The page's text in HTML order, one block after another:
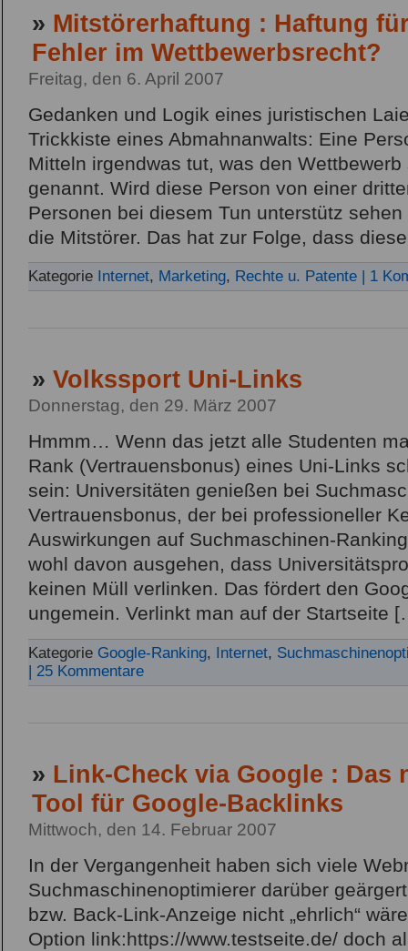
» Mitstörerhaftung : Haftung
Fehler im Wettbewerbsrecht?
Freitag, den 6. April 2007
Gedanken und Logik eines juristischen
Trickkiste eines Abmahnanwalts: Eine
Mitteln irgendwas tut, was den Wettbewerb
genannt. Wird diese Person von einer
Personen bei diesem Tun unterstütz
die Mitstörer. Das hat zur Folge, dass
Kategorie Internet, Marketing, Rechte u. Patente | 1
» Volkssport Uni-Links
Donnerstag, den 29. März 2007
Hmmm… Wenn das jetzt alle Studenten
Rank (Vertrauensbonus) eines Uni-Links
sein: Universitäten genießen bei
Vertrauensbonus, der bei professioneller
Auswirkungen auf Suchmaschinen-
wohl davon ausgehen, dass
keinen Müll verlinken. Das fördert den
ungemein. Verlinkt man auf der Startseite
Kategorie Google-Ranking, Internet,
| 25 Kommentare
» Link-Check via Google : Das
Tool für Google-Backlinks
Mittwoch, den 14. Februar 2007
In der Vergangenheit haben sich viele
Suchmaschinenoptimierer darüber
bzw. Back-Link-Anzeige nicht „ehrlich“
Option link:https://www.testseite.de/ doch